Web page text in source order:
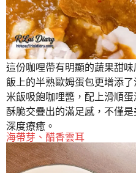
這份咖哩帶有明顯的蔬果甜
飯上的半熟歐姆蛋包更增添
米飯吸飽咖哩醬，配上滑順
酥脆交疊出的滿足感，不僅
深度療癒。
海帶芽、醋香雲耳